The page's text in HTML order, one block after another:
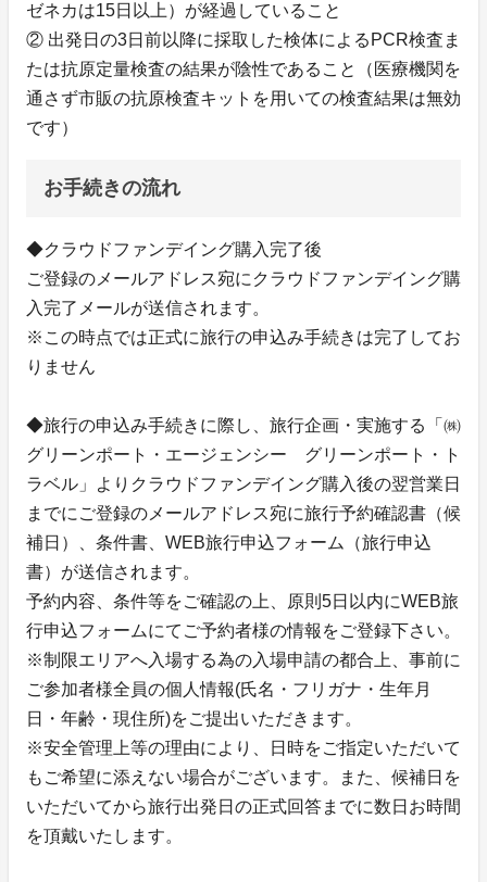
ゼネカは15日以上）が経過していること
② 出発日の3日前以降に採取した検体によるPCR検査ま
たは抗原定量検査の結果が陰性であること（医療機関を
通さず市販の抗原検査キットを用いての検査結果は無効
です）
お手続きの流れ
◆クラウドファンデイング購入完了後
ご登録のメールアドレス宛にクラウドファンデイング購
入完了メールが送信されます。
※この時点では正式に旅行の申込み手続きは完了してお
りません
◆旅行の申込み手続きに際し、旅行企画・実施する「㈱
グリーンポート・エージェンシー グリーンポート・ト
ラベル」よりクラウドファンデイング購入後の翌営業日
までにご登録のメールアドレス宛に旅行予約確認書（候
補日）、条件書、WEB旅行申込フォーム（旅行申込
書）が送信されます。
予約内容、条件等をご確認の上、原則5日以内にWEB旅
行申込フォームにてご予約者様の情報をご登録下さい。
※制限エリアへ入場する為の入場申請の都合上、事前に
ご参加者様全員の個人情報(氏名・フリガナ・生年月
日・年齢・現住所)をご提出いただきます。
※安全管理上等の理由により、日時をご指定いただいて
もご希望に添えない場合がございます。また、候補日を
いただいてから旅行出発日の正式回答までに数日お時間
を頂戴いたします。